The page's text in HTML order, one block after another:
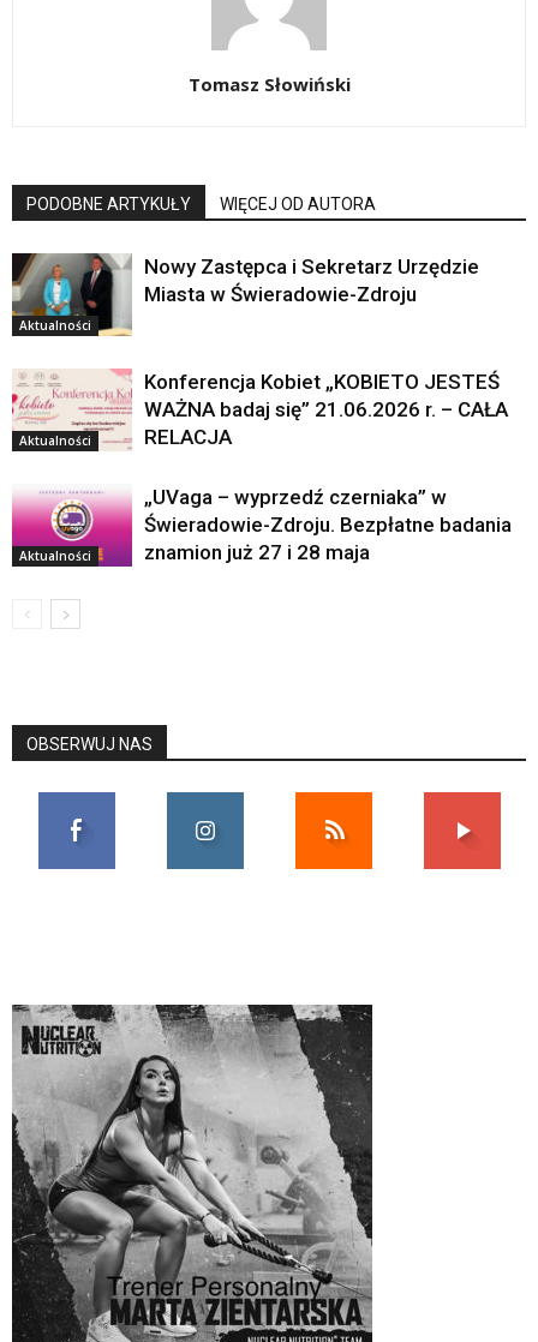
Tomasz Słowiński
PODOBNE ARTYKUŁY WIĘCEJ OD AUTORA
Aktualności
Nowy Zastępca i Sekretarz Urzędzie
Miasta w Świeradowie-Zdroju
Aktualności
Konferencja Kobiet „KOBIETO JESTEŚ
WAŻNA badaj się” 21.06.2026 r. – CAŁA
RELACJA
Aktualności
„UVaga – wyprzedź czerniaka” w
Świeradowie-Zdroju. Bezpłatne badania
znamion już 27 i 28 maja
OBSERWUJ NAS